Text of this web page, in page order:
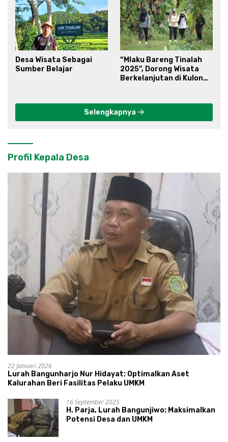
Desa Wisata Sebagai
Sumber Belajar
“Mlaku Bareng Tinalah
2025”, Dorong Wisata
Berkelanjutan di Kulon
Selengkapnya
Profil Kepala Desa
22 Januari 2026
Lurah Bangunharjo Nur Hidayat: Optimalkan Aset
Kalurahan Beri Fasilitas Pelaku UMKM
16 September 2025
H. Parja, Lurah Bangunjiwo: Maksimalkan
Potensi Desa dan UMKM